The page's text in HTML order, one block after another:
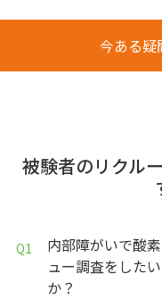
今ある疑
被験者のリクル
内部障がいで酸
ュー調査をした
か？